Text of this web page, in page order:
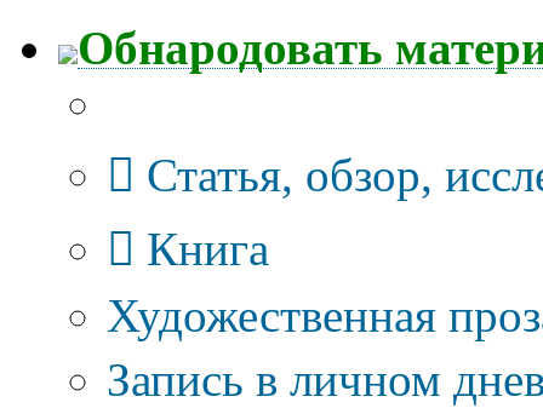
Обнародовать
Статья, обзор,
Книга
Художественная
Запись в личном